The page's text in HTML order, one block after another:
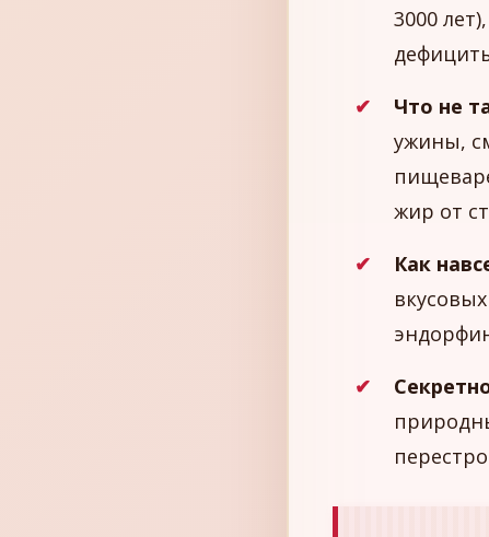
3000
Что не
ужины,
жир от
Как